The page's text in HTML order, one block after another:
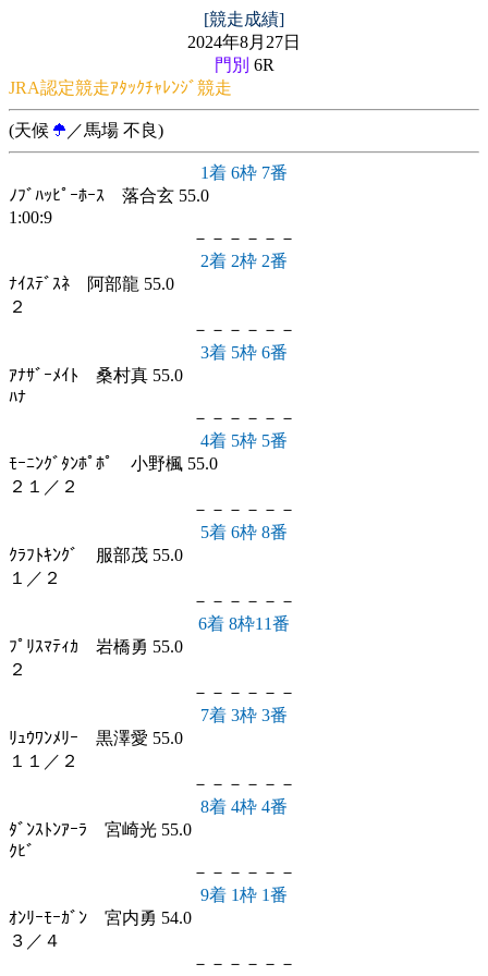
[競走成績]
2024年8月27日
門別 6R
JRA認定競走ｱﾀｯｸﾁｬﾚﾝｼﾞ競走
(天候 ／馬場 不良)
1着 6枠 7番
ﾉﾌﾞﾊｯﾋﾟｰﾎｰｽ 落合玄 55.0
1:00:9
－－－－－－
2着 2枠 2番
ﾅｲｽﾃﾞｽﾈ 阿部龍 55.0
２
－－－－－－
3着 5枠 6番
ｱﾅｻﾞｰﾒｲﾄ 桑村真 55.0
ﾊﾅ
－－－－－－
4着 5枠 5番
ﾓｰﾆﾝｸﾞﾀﾝﾎﾟﾎﾟ 小野楓 55.0
２１／２
－－－－－－
5着 6枠 8番
ｸﾗﾌﾄｷﾝｸﾞ 服部茂 55.0
１／２
－－－－－－
6着 8枠11番
ﾌﾟﾘｽﾏﾃｨｶ 岩橋勇 55.0
２
－－－－－－
7着 3枠 3番
ﾘｭｳﾜﾝﾒﾘｰ 黒澤愛 55.0
１１／２
－－－－－－
8着 4枠 4番
ﾀﾞﾝｽﾄﾝｱｰﾗ 宮崎光 55.0
ｸﾋﾞ
－－－－－－
9着 1枠 1番
ｵﾝﾘｰﾓｰｶﾞﾝ 宮内勇 54.0
３／４
－－－－－－